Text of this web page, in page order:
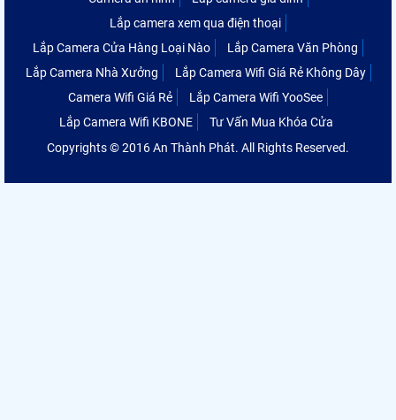
Lắp camera xem qua điện thoại
Lắp Camera Cửa Hàng Loại Nào
Lắp Camera Văn Phòng
Lắp Camera Nhà Xưởng
Lắp Camera Wifi Giá Rẻ Không Dây
Camera Wifi Giá Rẻ
Lắp Camera Wifi YooSee
Lắp Camera Wifi KBONE
Tư Vấn Mua Khóa Cửa
Copyrights © 2016 An Thành Phát. All Rights Reserved.